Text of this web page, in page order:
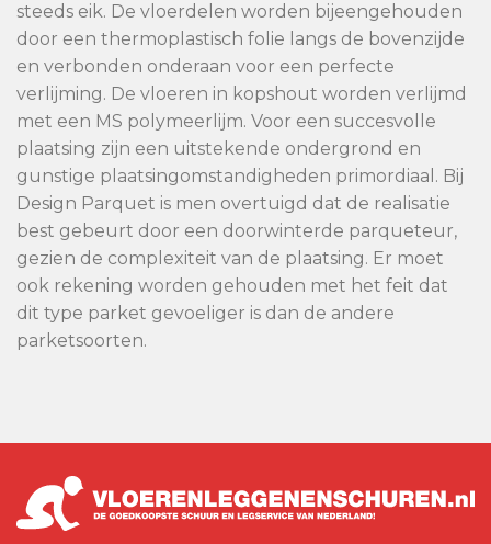
steeds eik. De vloerdelen worden bijeengehouden
door een thermoplastisch folie langs de bovenzijde
en verbonden onderaan voor een perfecte
verlijming. De vloeren in kopshout worden verlijmd
met een MS polymeerlijm. Voor een succesvolle
plaatsing zijn een uitstekende ondergrond en
gunstige plaatsingomstandigheden primordiaal. Bij
Design Parquet is men overtuigd dat de realisatie
best gebeurt door een doorwinterde parqueteur,
gezien de complexiteit van de plaatsing. Er moet
ook rekening worden gehouden met het feit dat
dit type parket gevoeliger is dan de andere
parketsoorten.